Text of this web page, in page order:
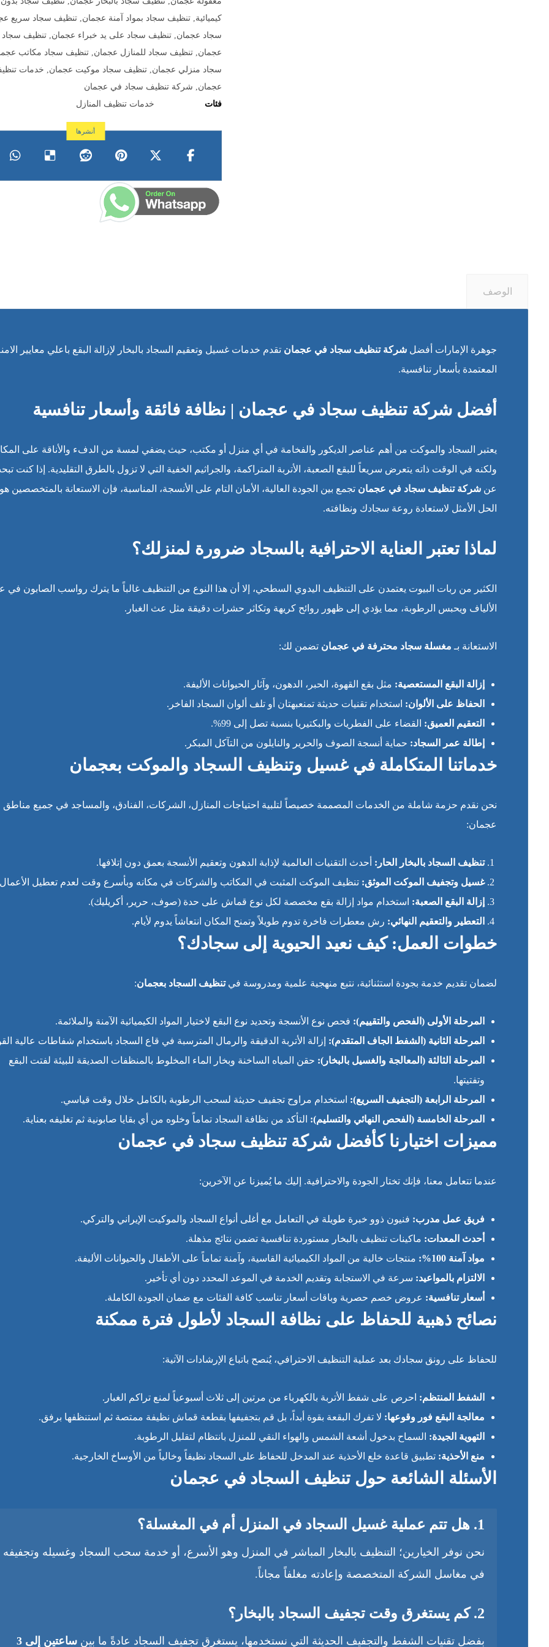
كيميائية ,تنظيف سجاد بمواد آمنة عجمان ,تنظيف سجاد سريع
سجاد عجمان ,تنظيف سجاد على يد خبراء عجمان ,تنظيف
عجمان ,تنظيف سجاد للمنازل عجمان ,تنظيف سجاد مكاتب
سجاد منزلي عجمان ,تنظيف سجاد موكيت عجمان
خدمات
عجمان
شركة تنظيف سجاد في عجمان
فئات
خدمات تنظيف المنازل
الوصف
جوهرة الإمارات أفضل شركة تنظيف سجاد في عجمان تقدم خدمات غسيل وتعقيم السجاد بالبخار لإزالة البقع باعلي معايير
المعتمدة بأسعار تنافسية.
أفضل شركة تنظيف سجاد في عجمان | نظافة فائقة وأسعار تنافسية
يعتبر السجاد والموكت من أهم عناصر الديكور والفخامة في أي منزل أو مكتب، حيث يضفي لمسة من الدفء والأناقة على
ولكنه في الوقت ذاته يتعرض سريعاً للبقع الصعبة، الأتربة المتراكمة، والجراثيم الخفية التي لا تزول بالطرق التقليدية. إذا كنت
عن شركة تنظيف سجاد في عجمان تجمع بين الجودة العالية، الأمان التام على الأنسجة، المناسبة، فإن الاستعانة بالمتخصصين هو
الحل الأمثل لاستعادة روعة سجادك ونظافته.
لماذا تعتبر العناية الاحترافية بالسجاد ضرورة لمنزلك؟
الكثير من ربات البيوت يعتمدن على التنظيف اليدوي السطحي، إلا أن هذا النوع من التنظيف غالباً ما يترك رواسب الصابون في
الألياف ويحبس الرطوبة، مما يؤدي إلى ظهور روائح كريهة وتكاثر حشرات دقيقة مثل عث الغبار.
الاستعانة بـ مغسلة سجاد محترفة في عجمان تضمن لك:
إزالة البقع المستعصية: مثل بقع القهوة، الحبر، الدهون، وآثار الحيوانات الأليفة.
الحفاظ على الألوان: استخدام تقنيات حديثة تمنعبهتان أو تلف ألوان السجاد الفاخر.
التعقيم العميق: القضاء على الفطريات والبكتيريا بنسبة تصل إلى 99%.
إطالة عمر السجاد: حماية أنسجة الصوف والحرير والنايلون من التآكل المبكر.
خدماتنا المتكاملة في غسيل وتنظيف السجاد والموكت بعجمان
نحن نقدم حزمة شاملة من الخدمات المصممة خصيصاً لتلبية احتياجات المنازل، الشركات، الفنادق، والمساجد في جميع مناطق
عجمان:
تنظيف السجاد بالبخار الحار: أحدث التقنيات العالمية لإذابة الدهون وتعقيم الأنسجة بعمق دون إتلافها.
غسيل وتجفيف الموكت الموثق: تنظيف الموكت المثبت في المكاتب والشركات في مكانه وبأسرع وقت لعدم تعطيل
إزالة البقع الصعبة: استخدام مواد إزالة بقع مخصصة لكل نوع قماش على حدة (صوف، حرير، أكريليك).
التعطير والتعقيم النهائي: رش معطرات فاخرة تدوم طويلاً وتمنح المكان انتعاشاً يدوم لأيام.
خطوات العمل: كيف نعيد الحيوية إلى سجادك؟
لضمان تقديم خدمة بجودة استثنائية، نتبع منهجية علمية ومدروسة فيتنظيف السجاد بعجمان:
المرحلة الأولى (الفحص والتقييم): فحص نوع الأنسجة وتحديد نوع البقع لاختيار المواد الكيميائية الآمنة والملائمة.
المرحلة الثانية (الشفط الجاف المتقدم): إزالة الأتربة الدقيقة والرمال المترسبة في قاع السجاد باستخدام شفاطات عالية
المرحلة الثالثة (المعالجة والغسيل بالبخار): حقن المياه الساخنة وبخار الماء المخلوط بالمنظفات الصديقة للبيئة لفتت البقع
وتفتيتها.
المرحلة الرابعة (التجفيف السريع): استخدام مراوح تجفيف حديثة لسحب الرطوبة بالكامل خلال وقت قياسي.
المرحلة الخامسة (الفحص النهائي والتسليم): التأكد من نظافة السجاد تماماً وخلوه من أي بقايا صابونية ثم تغليفه بعناية.
مميزات اختيارنا كأفضل شركة تنظيف سجاد في عجمان
عندما تتعامل معنا، فإنك تختار الجودة والاحترافية. إليك ما يُميزنا عن الآخرين:
فريق عمل مدرب: فنيون ذوو خبرة طويلة في التعامل مع أغلى أنواع السجاد والموكيت الإيراني والتركي.
أحدث المعدات: ماكينات تنظيف بالبخار مستوردة تنافسية تضمن نتائج مذهلة.
مواد آمنة 100%:
منتجات خالية من المواد الكيميائية القاسية، وآمنة تماماً على الأطفال والحيوانات الأليفة.
الالتزام بالمواعيد: سرعة في الاستجابة وتقديم الخدمة في الموعد المحدد دون أي تأخير.
أسعار تنافسية: عروض خصم حصرية وباقات أسعار تناسب كافة الفئات مع ضمان الجودة الكاملة.
نصائح ذهبية للحفاظ على نظافة السجاد لأطول فترة ممكنة
للحفاظ على رونق سجادك بعد عملية التنظيف الاحترافي، يُنصح باتباع الإرشادات الآتية:
الشفط المنتظم: احرص على شفط الأتربة بالكهرباء من مرتين إلى ثلاث أسبوعياً لمنع تراكم الغبار.
معالجة البقع فور وقوعها: لا تفرك البقعة بقوة أبداً، بل قم بتجفيفها بقطعة قماش نظيفة ممتصة ثم استنظفها برفق.
التهوية الجيدة: السماح بدخول أشعة الشمس والهواء النقي للمنزل بانتظام لتقليل الرطوبة.
منع الأحذية: تطبيق قاعدة خلع الأحذية عند المدخل للحفاظ على السجاد نظيفاً وخالياً من الأوساخ الخارجية.
الأسئلة الشائعة حول تنظيف السجاد في عجمان
1. هل تتم عملية غسيل السجاد في المنزل أم في المغسلة؟
نحن نوفر الخيارين؛ التنظيف بالبخار المباشر في المنزل وهو الأسرع، أو خدمة سحب السجاد وغسيله وتجفيفه
في مغاسل الشركة المتخصصة وإعادته مغلفاً مجاناً.
2. كم يستغرق وقت تجفيف السجاد بالبخار؟
بفضل تقنيات الشفط والتجفيف الحديثة التي نستخدمها، يستغرق تجفيف السجاد عادةً ما بين ساعتين إلى 3